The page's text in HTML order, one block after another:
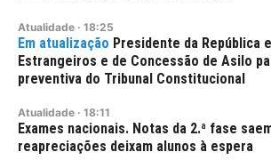
Atualidade · 18:25
Presidente da República
Estrangeiros e de Concessão de Asilo
preventiva do Tribunal Constitucional
Atualidade · 18:11
Exames nacionais. Notas da 2.ª fase
reapreciações deixam alunos à espera